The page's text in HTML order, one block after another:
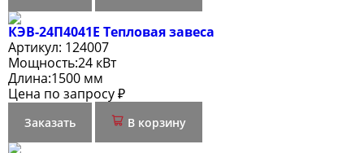
КЭВ-24П4041E Тепловая завеса
Артикул: 124007
Мощность:24 кВт
Длина:1500 мм
Цена по запросу ₽
Заказать В корзину